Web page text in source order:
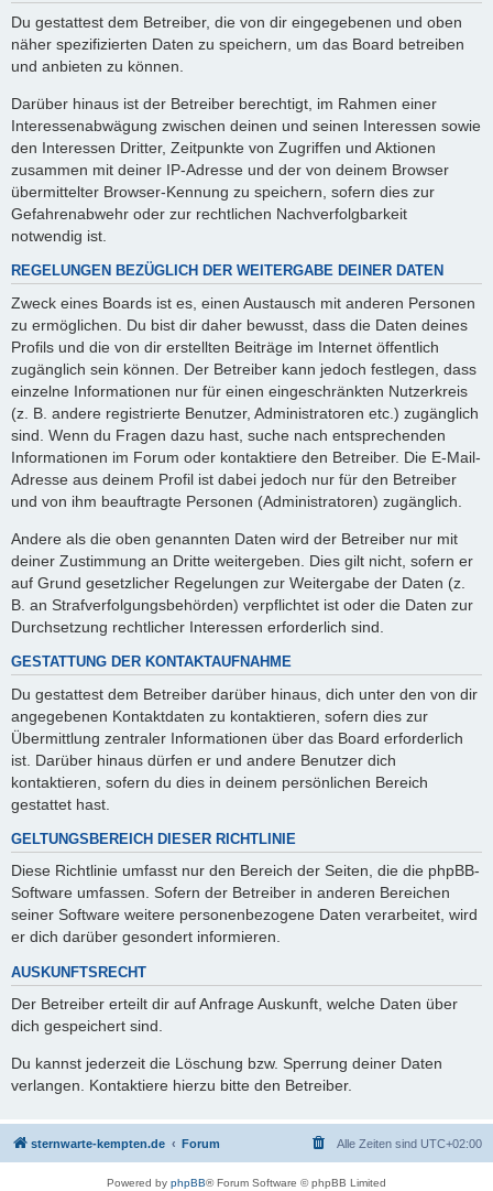
Du gestattest dem Betreiber, die von dir eingegebenen und oben
näher spezifizierten Daten zu speichern, um das Board betreiben
und anbieten zu können.
Darüber hinaus ist der Betreiber berechtigt, im Rahmen einer
Interessenabwägung zwischen deinen und seinen Interessen sowie
den Interessen Dritter, Zeitpunkte von Zugriffen und Aktionen
zusammen mit deiner IP-Adresse und der von deinem Browser
übermittelter Browser-Kennung zu speichern, sofern dies zur
Gefahrenabwehr oder zur rechtlichen Nachverfolgbarkeit
notwendig ist.
REGELUNGEN BEZÜGLICH DER WEITERGABE DEINER DATEN
Zweck eines Boards ist es, einen Austausch mit anderen Personen
zu ermöglichen. Du bist dir daher bewusst, dass die Daten deines
Profils und die von dir erstellten Beiträge im Internet öffentlich
zugänglich sein können. Der Betreiber kann jedoch festlegen, dass
einzelne Informationen nur für einen eingeschränkten Nutzerkreis
(z. B. andere registrierte Benutzer, Administratoren etc.) zugänglich
sind. Wenn du Fragen dazu hast, suche nach entsprechenden
Informationen im Forum oder kontaktiere den Betreiber. Die E-Mail-
Adresse aus deinem Profil ist dabei jedoch nur für den Betreiber
und von ihm beauftragte Personen (Administratoren) zugänglich.
Andere als die oben genannten Daten wird der Betreiber nur mit
deiner Zustimmung an Dritte weitergeben. Dies gilt nicht, sofern er
auf Grund gesetzlicher Regelungen zur Weitergabe der Daten (z.
B. an Strafverfolgungsbehörden) verpflichtet ist oder die Daten zur
Durchsetzung rechtlicher Interessen erforderlich sind.
GESTATTUNG DER KONTAKTAUFNAHME
Du gestattest dem Betreiber darüber hinaus, dich unter den von dir
angegebenen Kontaktdaten zu kontaktieren, sofern dies zur
Übermittlung zentraler Informationen über das Board erforderlich
ist. Darüber hinaus dürfen er und andere Benutzer dich
kontaktieren, sofern du dies in deinem persönlichen Bereich
gestattet hast.
GELTUNGSBEREICH DIESER RICHTLINIE
Diese Richtlinie umfasst nur den Bereich der Seiten, die die phpBB-
Software umfassen. Sofern der Betreiber in anderen Bereichen
seiner Software weitere personenbezogene Daten verarbeitet, wird
er dich darüber gesondert informieren.
AUSKUNFTSRECHT
Der Betreiber erteilt dir auf Anfrage Auskunft, welche Daten über
dich gespeichert sind.
Du kannst jederzeit die Löschung bzw. Sperrung deiner Daten
verlangen. Kontaktiere hierzu bitte den Betreiber.
sternwarte-kempten.de Forum Alle Zeiten sind UTC+02:00
Powered by phpBB® Forum Software © phpBB Limited